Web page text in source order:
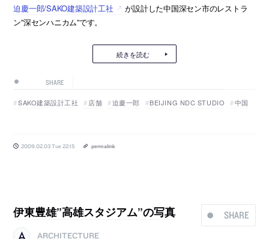
迫慶一郎/SAKO建築設計工社
が設計した中国深セン市のレストラ
ン”深センハニカム”です。
続きを読む
SHARE
SAKO建築設計工社 店舗 迫慶一郎 BEIJING NDC STUDIO 中国
2009.02.03 Tue 22:15 permalink
SHARE
伊東豊雄”高雄スタジアム”の写真
ARCHITECTURE